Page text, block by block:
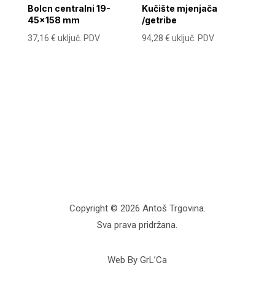
Bolcn centralni 19-
45×158 mm
37,16 € uključ. PDV
Kučište mjenjača
/getribe
94,28€ uključ. PDV
Copyright © 2026 Antoš Trgovina.
Sva prava pridržana.
Web By GrL’Ca